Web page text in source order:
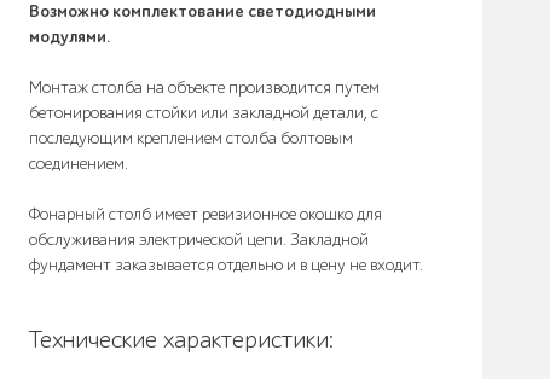
Возможно комплектование светодиодными
модулями.
Монтаж столба на объекте производится путем
бетонирования стойки или закладной детали, с
последующим креплением столба болтовым
соединением.
Фонарный столб имеет ревизионное окошко для
обслуживания электрической цепи. Закладной
фундамент заказывается отдельно и в цену не входит.
Технические характеристики: